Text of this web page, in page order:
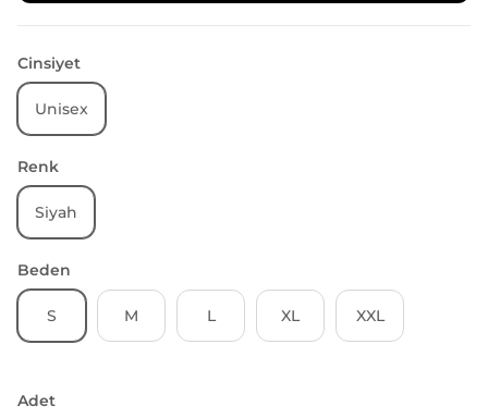
Renk
Siyah
Cinsiyet
Unisex
Beden
S M L XL XXL
Adet